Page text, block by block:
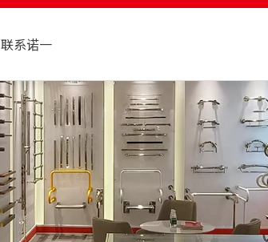
联系诺一